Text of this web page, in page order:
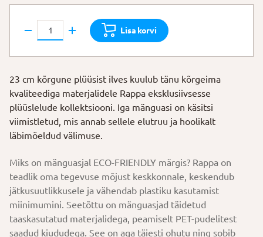
Rappa
Ilves
kogus
Lisa korvi
23 cm kõrgune plüüsist ilves kuulub tänu kõrgeima
kvaliteediga materjalidele Rappa eksklusiivsesse
plüüslelude kollektsiooni. Iga mänguasi on käsitsi
viimistletud, mis annab sellele elutruu ja hoolikalt
läbimõeldud välimuse.
Miks on mänguasjal ECO-FRIENDLY märgis? Rappa on
teadlik oma tegevuse mõjust keskkonnale, keskendub
jätkusuutlikkusele ja vähendab plastiku kasutamist
miinimumini. Seetõttu on mänguasjad täidetud
taaskasutatud materjalidega, peamiselt PET-pudelitest
saadud kiududega. See on aga täiesti ohutu ning sobib